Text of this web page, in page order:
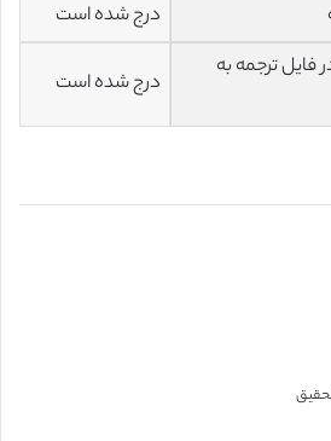
درج شده است
فایل ترجمه به
درج شده است